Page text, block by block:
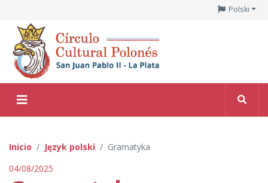
Polski
Inicio Język polski
Gramatyka
04/08/2025